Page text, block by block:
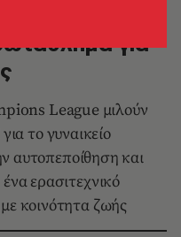
για
League μιλούν
το γυναικείο
αυτοπεποίθηση και
ερασιτεχνικό
κοινότητα ζωής